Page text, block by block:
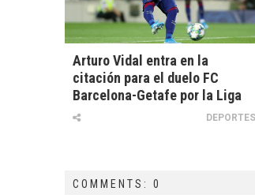
Arturo Vidal entra en la
citación para el duelo FC
Barcelona-Getafe por la Liga
DEPORTES
COMMENTS: 0